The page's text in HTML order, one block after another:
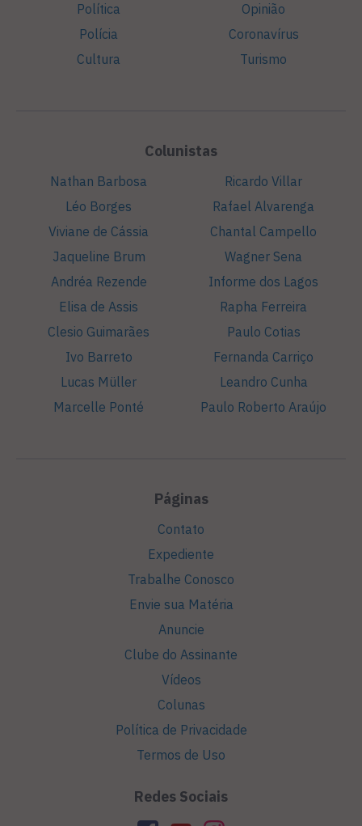
Política
Polícia
Cultura
Opinião
Coronavírus
Turismo
Colunistas
Nathan Barbosa
Léo Borges
Viviane de Cássia
Jaqueline Brum
Andréa Rezende
Elisa de Assis
Clesio Guimarães
Ivo Barreto
Lucas Müller
Marcelle Ponté
Ricardo Villar
Rafael Alvarenga
Chantal Campello
Wagner Sena
Informe dos Lagos
Rapha Ferreira
Paulo Cotias
Fernanda Carriço
Leandro Cunha
Paulo Roberto Araújo
Páginas
Contato
Expediente
Trabalhe Conosco
Envie sua Matéria
Anuncie
Clube do Assinante
Vídeos
Colunas
Política de Privacidade
Termos de Uso
Redes Sociais